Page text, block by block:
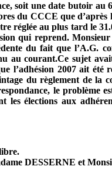
soit une date butoir au
du CCCE que d’après
réglée au plus tard le
qui reprend.
du fait que l’A.G.
courant.Ce sujet
l’adhésion 2007 ait
du règlement de la
le problème
les élections aux
DESSERNE et